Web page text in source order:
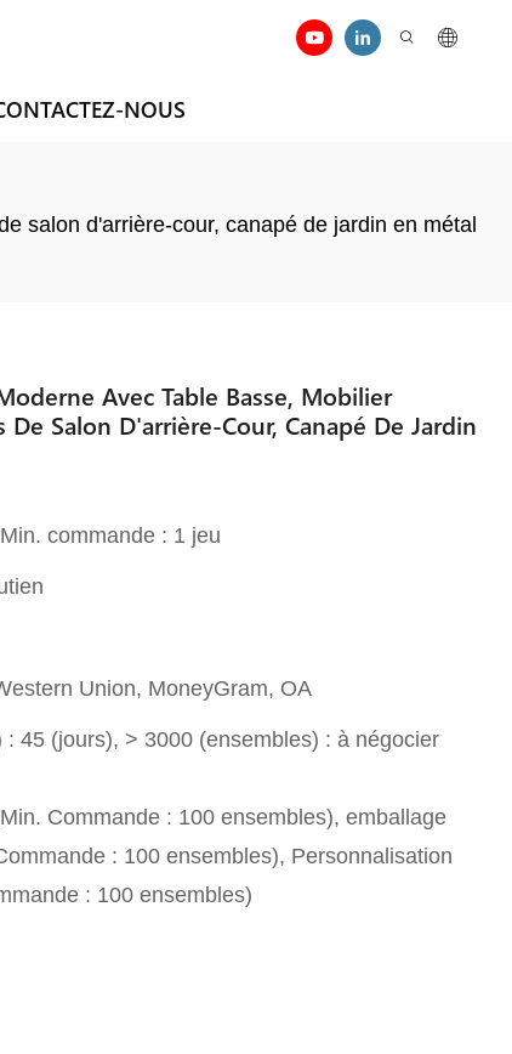
NOUS
salon d'arrière-cour, canapé de jardin en métal
Avec Table Basse, Mobilier
Salon D'arrière-Cour, Canapé De Jardin
commande : 1 jeu
Union, MoneyGram, OA
: 45 (jours), > 3000 (ensembles) : à négocier
Commande : 100 ensembles), emballage
: 100 ensembles), Personnalisation
: 100 ensembles)